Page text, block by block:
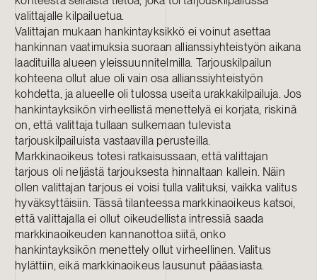
valittajalle kilpailuetua.
Valittajan mukaan hankintayksikkö ei voinut asettaa
hankinnan vaatimuksia suoraan allianssiyhteistyön aikana
laadituilla alueen yleissuunnitelmilla. Tarjouskilpailun
kohteena ollut alue oli vain osa allianssiyhteistyön
kohdetta, ja alueelle oli tulossa useita urakkakilpailuja. Jos
hankintayksikön virheellistä menettelyä ei korjata, riskinä
on, että valittaja tullaan sulkemaan tulevista
tarjouskilpailuista vastaavilla perusteilla.
Markkinaoikeus totesi ratkaisussaan, että valittajan
tarjous oli neljästä tarjouksesta hinnaltaan kallein. Näin
ollen valittajan tarjous ei voisi tulla valituksi, vaikka valitus
hyväksyttäisiin. Tässä tilanteessa markkinaoikeus katsoi,
että valittajalla ei ollut oikeudellista intressiä saada
markkinaoikeuden kannanottoa siitä, onko
hankintayksikön menettely ollut virheellinen. Valitus
hylättiin, eikä markkinaoikeus lausunut pääasiasta.